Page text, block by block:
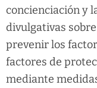
concienciación y
divulgativas
prevenir los
factores de
mediante